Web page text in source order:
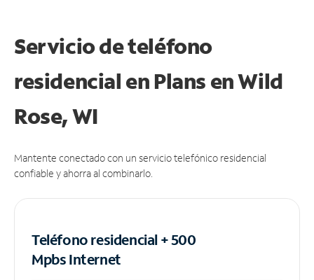
Servicio de teléfono
residencial en Plans en Wild
Rose, WI
Mantente conectado con un servicio telefónico residencial
confiable y ahorra al combinarlo.
Teléfono residencial + 500
MpbsInternet